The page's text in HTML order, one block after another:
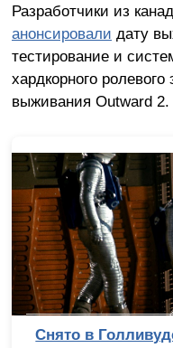
Разработчики из
анонсировали дату
тестирование и
хардкорного
выживания Outward 2.
Стэнли Кубрик